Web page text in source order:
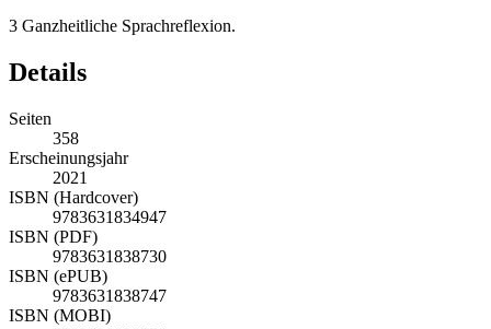
3 Ganzheitliche Sprachreflexion.
Details
Seiten
358
Erscheinungsjahr
2021
ISBN (Hardcover)
9783631834947
ISBN (PDF)
9783631838730
ISBN (ePUB)
9783631838747
ISBN (MOBI)